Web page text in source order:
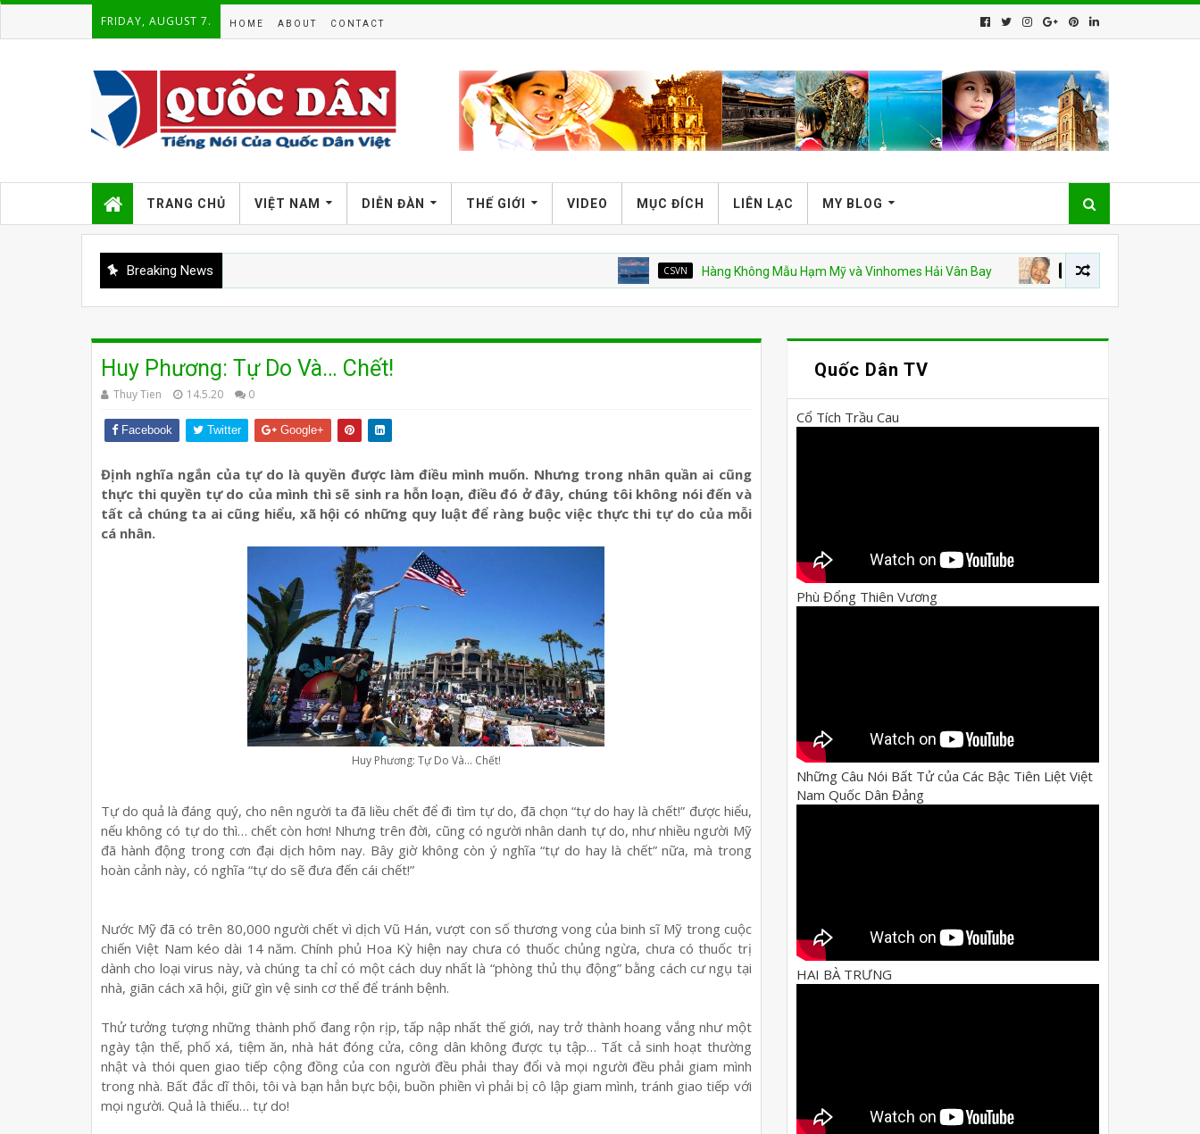
FRIDAY, AUGUST 7. HOME ABOUT CONTACT
TRANG CHỦ VIỆT NAM DIỄN ĐÀN THẾ GIỚI VIDEO MỤC ĐÍCH LIÊN LẠC MY BLOG
Breaking News CSVN Hàng Không Mẫu Hạm Mỹ và Vinhomes Hải Vân Bay CSVN Án văn – Kỳ 9. Hết
Huy Phương: Tự Do Và… Chết!
Thuy Tien 14.5.20 0
Facebook Twitter Google+
Định nghĩa ngắn của tự do là quyền được làm điều mình muốn. Nhưng trong nhân quần ai cũng
thực thi quyền tự do của mình thì sẽ sinh ra hỗn loạn, điều đó ở đây, chúng tôi không nói đến và
tất cả chúng ta ai cũng hiểu, xã hội có những quy luật để ràng buộc việc thực thi tự do của mỗi
cá nhân.
Huy Phương: Tự Do Và… Chết!
Tự do quả là đáng quý, cho nên người ta đã liều chết để đi tìm tự do, đã chọn “tự do hay là chết!” được hiểu,
nếu không có tự do thì… chết còn hơn! Nhưng trên đời, cũng có người nhân danh tự do, như nhiều người Mỹ
đã hành động trong cơn đại dịch hôm nay. Bây giờ không còn ý nghĩa “tự do hay là chết” nữa, mà trong
hoàn cảnh này, có nghĩa “tự do sẽ đưa đến cái chết!”
Nước Mỹ đã có trên 80,000 người chết vì dịch Vũ Hán, vượt con số thương vong của binh sĩ Mỹ trong cuộc
chiến Việt Nam kéo dài 14 năm. Chính phủ Hoa Kỳ hiện nay chưa có thuốc chủng ngừa, chưa có thuốc trị
dành cho loại virus này, và chúng ta chỉ có một cách duy nhất là “phòng thủ thụ động” bằng cách cư ngụ tại
nhà, giãn cách xã hội, giữ gìn vệ sinh cơ thể để tránh bệnh.
Thử tưởng tượng những thành phố đang rộn rịp, tấp nập nhất thế giới, nay trở thành hoang vắng như một
ngày tận thế, phố xá, tiệm ăn, nhà hát đóng cửa, công dân không được tụ tập… Tất cả sinh hoạt thường
nhật và thói quen giao tiếp cộng đồng của con người đều phải thay đổi và mọi người đều phải giam mình
trong nhà. Bất đắc dĩ thôi, tôi và bạn hẳn bực bội, buồn phiền vì phải bị cô lập giam mình, tránh giao tiếp với
mọi người. Quả là thiếu… tự do!
Quốc Dân TV
Cổ Tích Trầu Cau
Phù Đổng Thiên Vương
Những Câu Nói Bất Tử của Các Bậc Tiên Liệt Việt
Nam Quốc Dân Đảng
HAI BÀ TRƯNG